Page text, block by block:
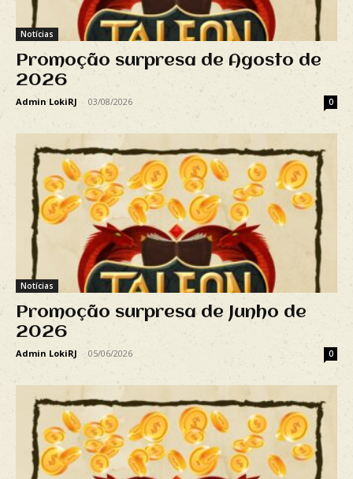
Notícias
Promoção surpresa de Agosto de
2026
Admin LokiRJ - 03/08/2026 0
Notícias
Promoção surpresa de Junho de
2026
Admin LokiRJ - 05/06/2026 0